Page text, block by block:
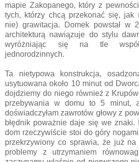
mapie Zakopanego, który z
tych, którzy chcą przekonać się, jak
nie) grawitacja. Domek powstał w
architekturą nawiązuje do stylu
wyróżniając się na tle
jednorodzinnych.
Ta nietypowa konstrukcja,
usytuowana około 10 minut od
dojdziemy do niego również z
przebywania w domu to 5 minut,
doświadczyłam zawrotów głowy z
błędnik poważnie daje się we
dom rzeczywiście stoi do góry
przekrzywiony co sprawia, że już
problemy z utrzymaniem